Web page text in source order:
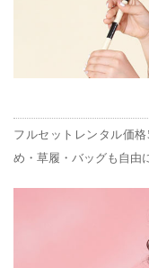
フルセットレンタル価
め・草履・バッグも自由